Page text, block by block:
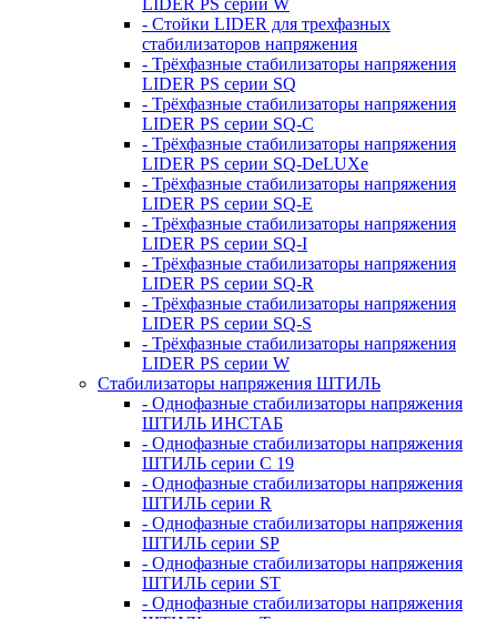
LIDER PS серии W
- Стойки LIDER для трехфазных
стабилизаторов напряжения
- Трёхфазные стабилизаторы напряжения
LIDER PS серии SQ
- Трёхфазные стабилизаторы напряжения
LIDER PS серии SQ-C
- Трёхфазные стабилизаторы напряжения
LIDER PS серии SQ-DeLUXe
- Трёхфазные стабилизаторы напряжения
LIDER PS серии SQ-E
- Трёхфазные стабилизаторы напряжения
LIDER PS серии SQ-I
- Трёхфазные стабилизаторы напряжения
LIDER PS серии SQ-R
- Трёхфазные стабилизаторы напряжения
LIDER PS серии SQ-S
- Трёхфазные стабилизаторы напряжения
LIDER PS серии W
Стабилизаторы напряжения ШТИЛЬ
- Однофазные стабилизаторы напряжения
ШТИЛЬ ИНСТАБ
- Однофазные стабилизаторы напряжения
ШТИЛЬ серии C 19
- Однофазные стабилизаторы напряжения
ШТИЛЬ серии R
- Однофазные стабилизаторы напряжения
ШТИЛЬ серии SP
- Однофазные стабилизаторы напряжения
ШТИЛЬ серии ST
- Однофазные стабилизаторы напряжения